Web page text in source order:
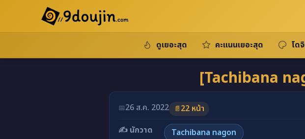
ดูเยอะสุด คะแนนเยอะสุด โด
[Tachibana
📅26 ส.ค. 2022 📄22 หน้า
✍️ นักวาด
Tachibana nagon